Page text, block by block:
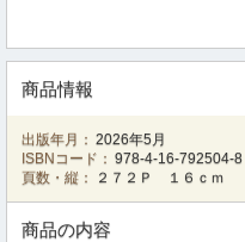
商品情報
出版年月： 2026年5月
ISBNコード： 978-4-16-792504-8
頁数・縦：
２７２Ｐ １６ｃｍ
商品の内容